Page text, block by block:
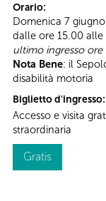
Orario:
Domenica 7
dalle ore 15.00 alle
ultimo ingresso ore
Nota Bene: il
disabilità motoria
Biglietto d'ingresso:
Accesso e visita
straordinaria
Gratis